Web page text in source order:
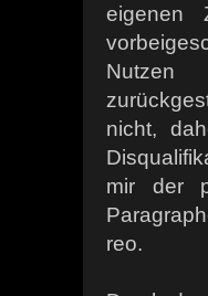
eigenen
Nutzen
nicht,
mir der
reo.